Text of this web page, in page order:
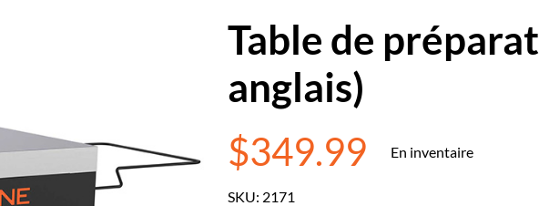
Table de
anglais)
$349.99 En inventaire
SKU: 2171